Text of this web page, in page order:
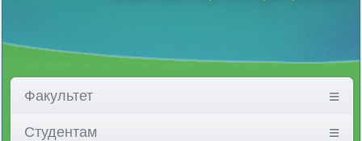
Факультет
Студентам